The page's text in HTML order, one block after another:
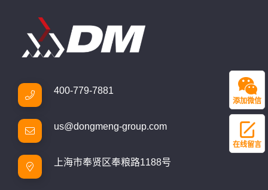
400-779-7881
us@dongmeng-group.com
上海市奉贤区奉粮路1188号
添加微信
在线留言